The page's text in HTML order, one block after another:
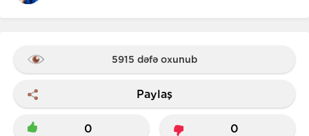
5915 dəfə oxunub
Paylaş
0 0